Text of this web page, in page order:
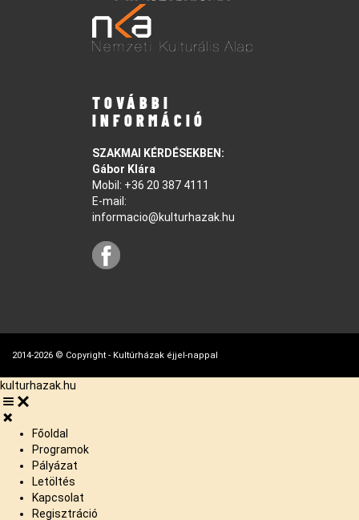
TOVÁBBI
INFORMÁCIÓ
SZAKMAI KÉRDÉSEKBEN:
Gábor Klára
Mobil: +36 20 387 4111
E-mail:
informacio@kulturhazak.hu
2014-2026 © Copyright - Kultúrházak éjjel-nappal
kulturhazak.hu
Főoldal
Programok
Pályázat
Letöltés
Kapcsolat
Regisztráció